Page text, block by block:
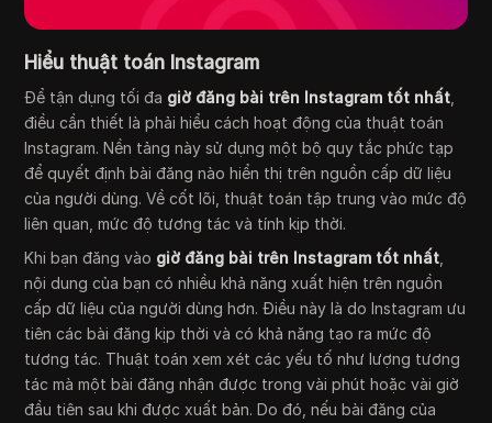
Hiểu thuật toán Instagram
Để tận dụng tối đa giờ đăng bài trên Instagram tốt nhất
điều cần thiết là phải hiểu cách hoạt động của thuật toán
Instagram. Nền tảng này sử dụng một bộ quy tắc phức tạp
để quyết định bài đăng nào hiển thị trên nguồn cấp dữ liệu
của người dùng. Về cốt lõi, thuật toán tập trung vào mức độ
liên quan, mức độ tương tác và tính kịp thời.
Khi bạn đăng vào giờ đăng bài trên Instagram tốt nhất
nội dung của bạn có nhiều khả năng xuất hiện trên nguồn
cấp dữ liệu của người dùng hơn. Điều này là do Instagram ưu
tiên các bài đăng kịp thời và có khả năng tạo ra mức độ
tương tác. Thuật toán xem xét các yếu tố như lượng tương
tác mà một bài đăng nhận được trong vài phút hoặc vài giờ
đầu tiên sau khi được xuất bản. Do đó, nếu bài đăng của